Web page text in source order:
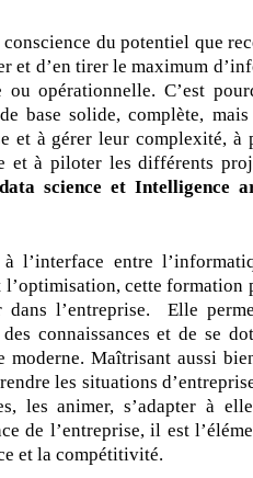
du potentiel que
et d’en tirer le maximum
ou opérationnelle. C’est
base solide, complète,
et à gérer leur complexité, à
et à piloter les différents
data science et Intelligence
à l’interface entre
l’optimisation, cette
dans l’entreprise. Elle
connaissances et de se
moderne. Maîtrisant aussi
les situations
les animer, s’adapter à
de l’entreprise, il est
et la compétitivité.